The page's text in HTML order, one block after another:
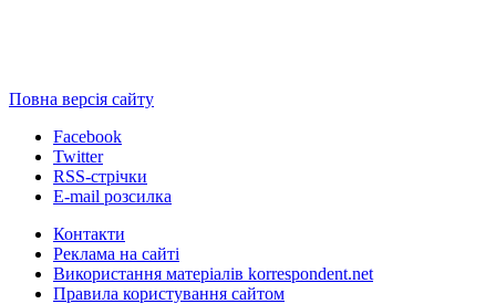
Повна версія сайту
Facebook
Twitter
RSS-стрічки
E-mail розсилка
Контакти
Реклама на сайті
Використання матеріалів korrespondent.net
Правила користування сайтом